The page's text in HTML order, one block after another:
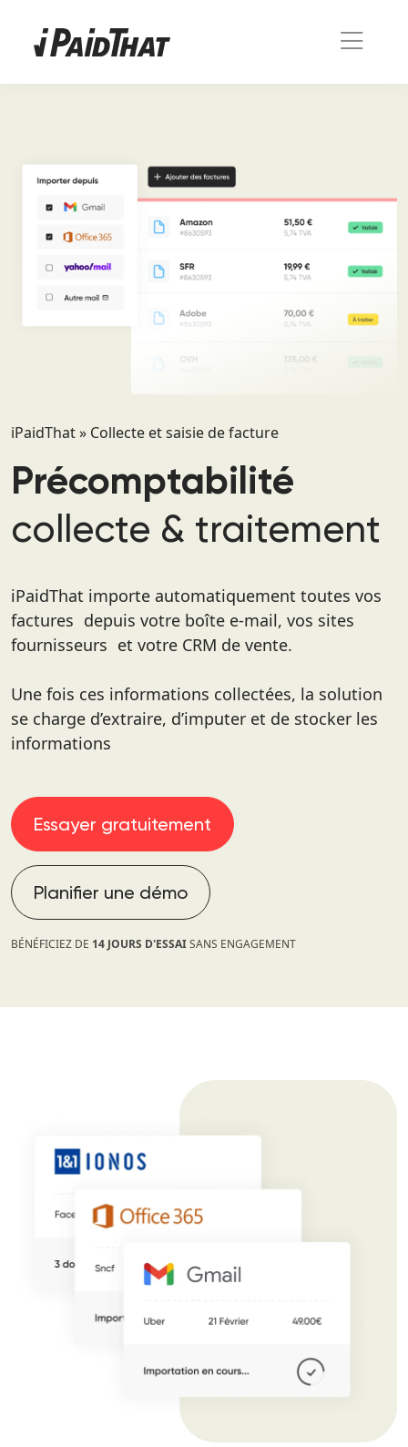
iPaidThat» Collecte et saisie de facture
Précomptabilité
collecte & traitement
iPaidThat importe automatiquement toutes vos
factures depuis votre boîte e-mail, vos sites
fournisseurs et votre CRM de vente.
Une fois ces informations collectées, la solution
se charge d’extraire, d’imputer et de stocker les
informations
Essayer gratuitement
Planifier une démo
BÉNÉFICIEZ DE 14 JOURS D'ESSAISANS ENGAGEMENT